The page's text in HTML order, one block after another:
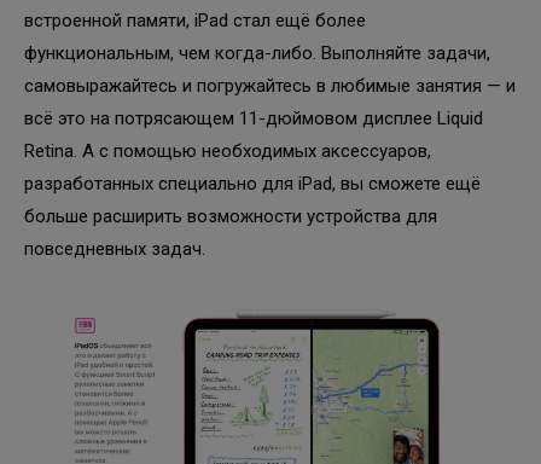
встроенной памяти, iPad стал ещё более
функциональным, чем когда-либо. Выполняйте задачи,
самовыражайтесь и погружайтесь в любимые занятия — и
всё это на потрясающем 11-дюймовом дисплее Liquid
Retina. А с помощью необходимых аксессуаров,
разработанных специально для iPad, вы сможете ещё
больше расширить возможности устройства для
повседневных задач.